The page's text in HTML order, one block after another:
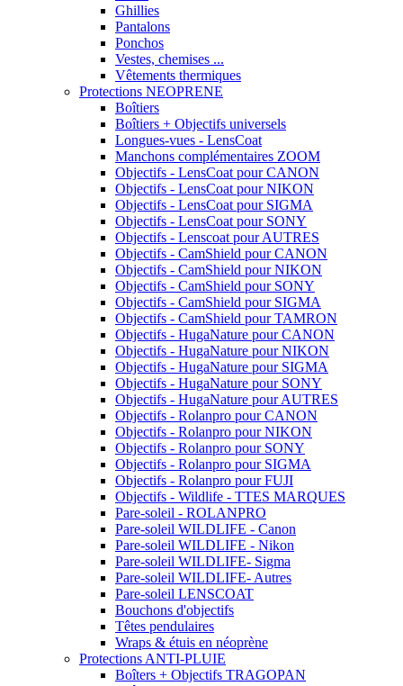
Ghillies
Pantalons
Ponchos
Vestes, chemises ...
Vêtements thermiques
Protections NEOPRENE
Boîtiers
Boîtiers + Objectifs universels
Longues-vues - LensCoat
Manchons complémentaires ZOOM
Objectifs - LensCoat pour CANON
Objectifs - LensCoat pour NIKON
Objectifs - LensCoat pour SIGMA
Objectifs - LensCoat pour SONY
Objectifs - Lenscoat pour AUTRES
Objectifs - CamShield pour CANON
Objectifs - CamShield pour NIKON
Objectifs - CamShield pour SONY
Objectifs - CamShield pour SIGMA
Objectifs - CamShield pour TAMRON
Objectifs - HugaNature pour CANON
Objectifs - HugaNature pour NIKON
Objectifs - HugaNature pour SIGMA
Objectifs - HugaNature pour SONY
Objectifs - HugaNature pour AUTRES
Objectifs - Rolanpro pour CANON
Objectifs - Rolanpro pour NIKON
Objectifs - Rolanpro pour SONY
Objectifs - Rolanpro pour SIGMA
Objectifs - Rolanpro pour FUJI
Objectifs - Wildlife - TTES MARQUES
Pare-soleil - ROLANPRO
Pare-soleil WILDLIFE - Canon
Pare-soleil WILDLIFE - Nikon
Pare-soleil WILDLIFE- Sigma
Pare-soleil WILDLIFE- Autres
Pare-soleil LENSCOAT
Bouchons d'objectifs
Têtes pendulaires
Wraps & étuis en néoprène
Protections ANTI-PLUIE
Boîters + Objectifs TRAGOPAN